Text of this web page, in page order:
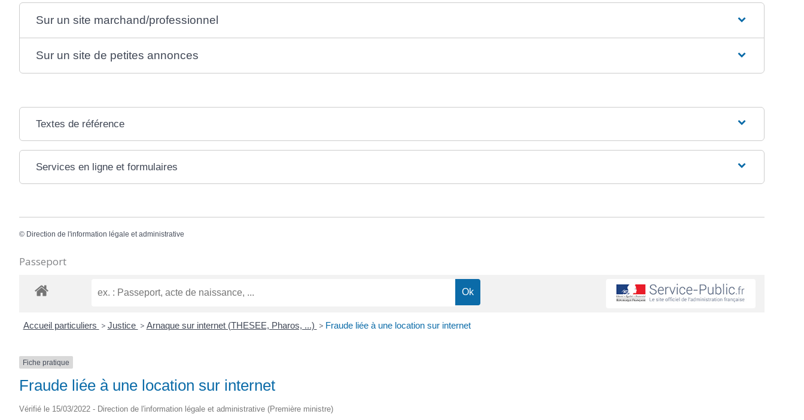
Sur un site marchand/professionnel
Sur un site de petites annonces
Textes de référence
Services en ligne et formulaires
© Direction de l'information légale et administrative
Passeport
Accueil particuliers > Justice > Arnaque sur internet (THESEE, Pharos, ...) > Fraude liée à une location sur internet
Fiche pratique
Fraude liée à une location sur internet
Vérifié le 15/03/2022 - Direction de l'information légale et administrative (Première ministre)